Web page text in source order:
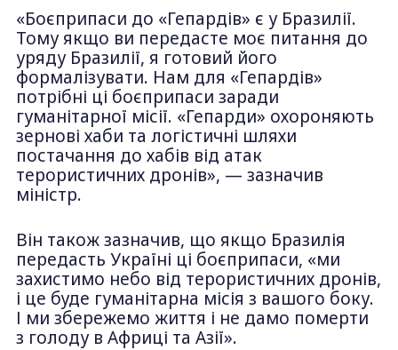
«Боєприпаси до «Гепардів» є у Бразилії.
Тому якщо ви передасте моє питання до
уряду Бразилії, я готовий його
формалізувати. Нам для «Гепардів»
потрібні ці боєприпаси заради
гуманітарної місії. «Гепарди» охороняють
зернові хаби та логістичні шляхи
постачання до хабів від атак
терористичних дронів», — зазначив
міністр.
Він також зазначив, що якщо Бразилія
передасть Україні ці боєприпаси, «ми
захистимо небо від терористичних дронів,
і це буде гуманітарна місія з вашого боку.
І ми збережемо життя і не дамо померти
з голоду в Африці та Азії».